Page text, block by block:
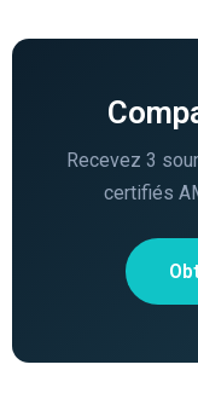
Recevez 3
certifiés